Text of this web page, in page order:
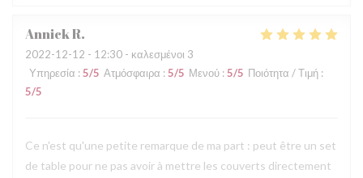
AnnickR
2022-12-12 - 12:30 - καλεσμένοι 3
Υπηρεσία : 5/5 Ατμόσφαιρα : 5/5 Μενού : 5/5 Ποιότητα / Τιμή :
5/5
Ce n'est qu'une petite remarque de ma part : peut être un set
de table pour ne pas avoir à mettre les couverts directement